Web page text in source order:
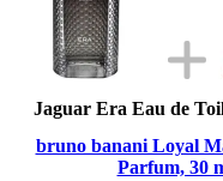
Jaguar Era Eau de
bruno banani Loyal
Parfum, 30